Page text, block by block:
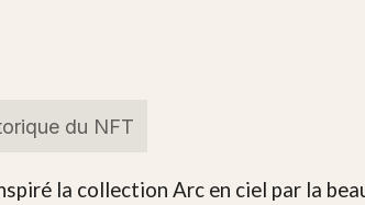
du NFT
la collection Arc en ciel par la